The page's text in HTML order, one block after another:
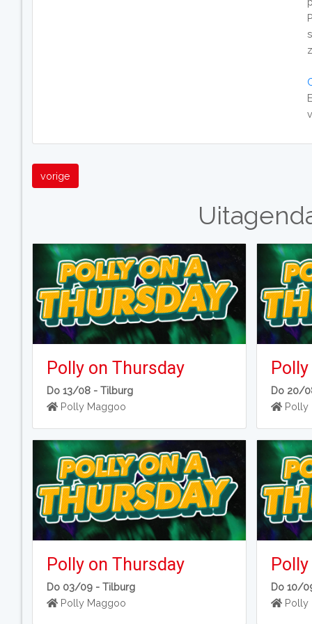
vorige
Polly on Thursday
Do 13/08 -Tilburg
Polly Maggoo
Do 20/
Polly
Polly on Thursday
Do 03/09 -Tilburg
Polly Maggoo
Do 10/
Polly